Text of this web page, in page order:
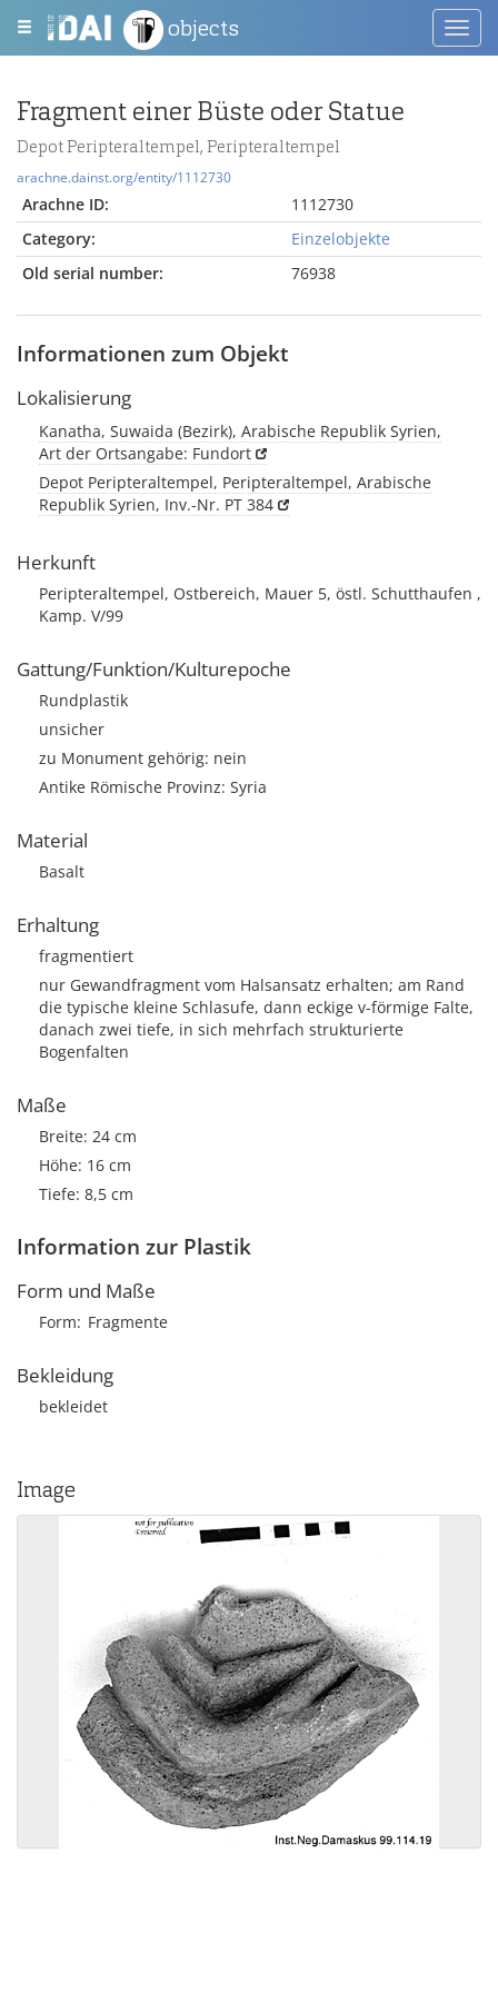
objects
Fragment einer Büste oder Statue
Depot Peripteraltempel, Peripteraltempel
arachne.dainst.org/entity/1112730
Arachne ID:
1112730
Category:
Einzelobjekte
Old serial number:
76938
Informationen zum Objekt
Lokalisierung
Kanatha, Suwaida (Bezirk), Arabische Republik Syrien,
Art der Ortsangabe: Fundort
Depot Peripteraltempel, Peripteraltempel, Arabische
Republik Syrien, Inv.-Nr. PT 384
Herkunft
Peripteraltempel, Ostbereich, Mauer 5, östl. Schutthaufen ,
Kamp. V/99
Gattung/Funktion/Kulturepoche
Rundplastik
unsicher
zu Monument gehörig: nein
Antike Römische Provinz: Syria
Material
Basalt
Erhaltung
fragmentiert
nur Gewandfragment vom Halsansatz erhalten; am Rand
die typische kleine Schlasufe, dann eckige v-förmige Falte,
danach zwei tiefe, in sich mehrfach strukturierte
Bogenfalten
Maße
Breite: 24 cm
Höhe: 16 cm
Tiefe: 8,5 cm
Information zur Plastik
Form und Maße
Form Fragmente
Bekleidung
bekleidet
Image